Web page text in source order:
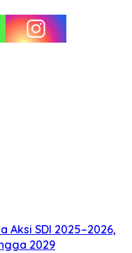
Aksi SDI 2025–2026,
2029